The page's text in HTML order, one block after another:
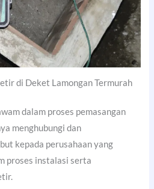
di Deket Lamongan Termurah
dalam proses pemasangan
menghubungi dan
kepada perusahaan yang
proses instalasi serta